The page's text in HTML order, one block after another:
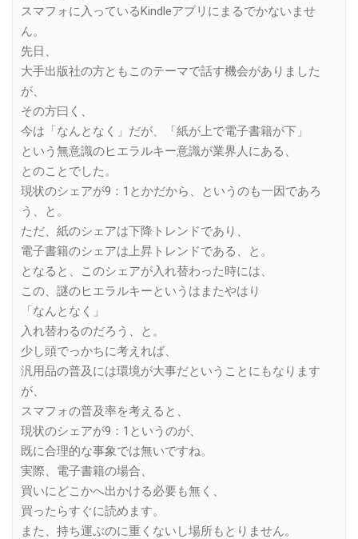
スマフォに入っているKindleアプリにまるでかないませ
ん。
先日、
大手出版社の方ともこのテーマで話す機会がありました
が、
その方曰く、
今は「なんとなく」だが、「紙が上で電子書籍が下」
という無意識のヒエラルキー意識が業界人にある、
とのことでした。
現状のシェアが9：1とかだから、というのも一因であろ
う、と。
ただ、紙のシェアは下降トレンドであり、
電子書籍のシェアは上昇トレンドである、と。
となると、このシェアが入れ替わった時には、
この、謎のヒエラルキーというはまたやはり
「なんとなく」
入れ替わるのだろう、と。
少し頭でっかちに考えれば、
汎用品の普及には環境が大事だということにもなります
が、
スマフォの普及率を考えると、
現状のシェアが9：1というのが、
既に合理的な事象では無いですね。
実際、電子書籍の場合、
買いにどこかへ出かける必要も無く、
買ったらすぐに読めます。
また、持ち運ぶのに重くないし場所もとりません。